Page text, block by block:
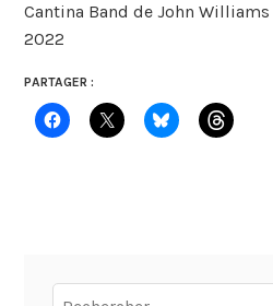
Cantina Band de John
2022
PARTAGER :